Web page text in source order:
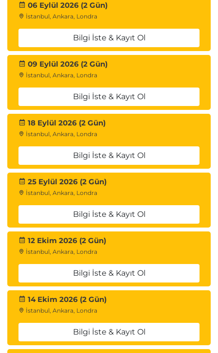
06 Eylül 2026 (2 Gün)
İstanbul, Ankara, Londra
Bilgi İste & Kayıt Ol
09 Eylül 2026 (2 Gün)
İstanbul, Ankara, Londra
Bilgi İste & Kayıt Ol
18 Eylül 2026 (2 Gün)
İstanbul, Ankara, Londra
Bilgi İste & Kayıt Ol
25 Eylül 2026 (2 Gün)
İstanbul, Ankara, Londra
Bilgi İste & Kayıt Ol
12 Ekim 2026 (2 Gün)
İstanbul, Ankara, Londra
Bilgi İste & Kayıt Ol
14 Ekim 2026 (2 Gün)
İstanbul, Ankara, Londra
Bilgi İste & Kayıt Ol